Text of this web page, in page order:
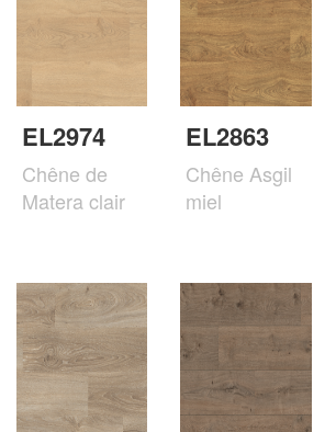
EL2974
Chêne de
Matera clair
EL2863
Chêne Asgil
miel